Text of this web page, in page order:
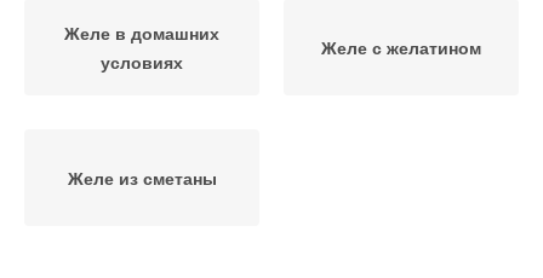
Желе в домашних
условиях
Желе с желатином
Желе из сметаны